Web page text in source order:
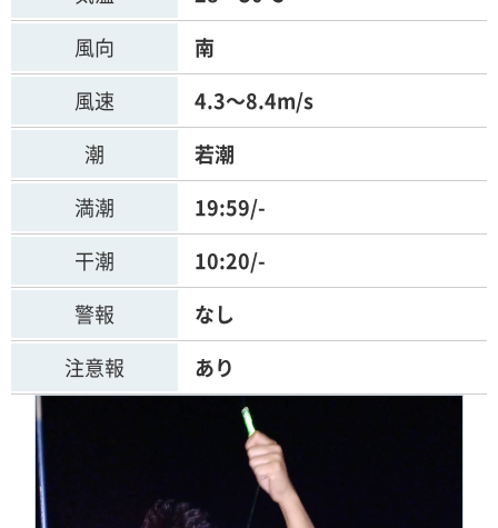
風向
南
風速
4.3～8.4m/s
潮
若潮
満潮
19:59/-
干潮
10:20/-
警報
なし
注意報
あり